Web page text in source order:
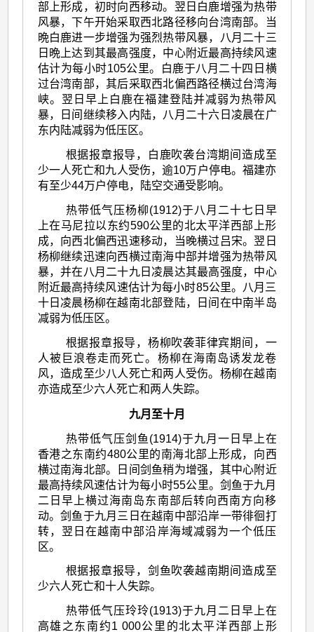
部上形成，初时向西移动。翌日白鹿增强为热带
风暴，下午开始采取西北路径移向台湾南部。当
晩白鹿进一步增强为强烈热带风暴，八月二十三
日晩上达到其最高强度，中心附近最高持续风速
估计为每小时105公里。白鹿于八月二十四日横
过台湾南部，其后采取西北偏西路径横过台湾海
峡。翌日早上白鹿在福建登陆并减弱为热带风
暴，日间继续移入内陆，八月二十六日凌晨在广
东内陆减弱为低压区。
根据报章报导，白鹿吹袭台湾期间造成至
少一人死亡和九人受伤，逾10万户停电。福建亦
有至少44万户停电，陆空交通受影响。
热带低气压杨柳(1912)于八月二十七日早
上在马尼拉以东约590公里的北太平洋西部上形
成，向西北偏西迅速移动，当晚横过吕宋。翌日
杨柳继续迅速向西横过南海中部并增强为热带风
暴，并在八月二十九日凌晨达其最高强度，中心
附近最高持续风速估计为每小时85公里。八月三
十日凌晨杨柳在越南北部登陆，日间在中南半岛
减弱为低压区。
根据报章报导，杨柳吹袭菲律宾期间，一
人被巨浪卷走而死亡。杨柳在海南岛诱发龙卷
风，造成至少八人死亡和两人受伤。杨柳在越南
亦造成至少六人死亡和两人失踪。
九月至十月
热带低气压剑鱼(1914)于九月一日早上在
香港之东南约480公里的南海北部上形成，向西
横过南海北部。日间剑鱼稍为增强，其中心附近
最高持续风速估计为每小时55公里。剑鱼于九月
二日早上横过海南岛东南部后转向西南方向移
动。剑鱼于九月三日在越南中部沿岸一带徘徊打
转，翌日在越南中部沿岸海域减弱为一个低压
区。
根据报章报导，剑鱼吹袭越南期间造成至
少六人死亡和十人失踪。
热带低气压玲玲(1913)于九月二日早上在
高雄之东南约1 000公里的北太平洋西部上形